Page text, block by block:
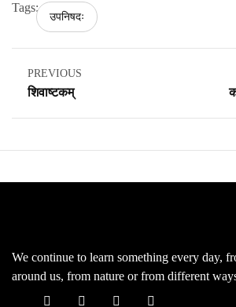
Tags:
उपनिषदः
PREVIOUS
शिवाष्टकम्
We continue to learn something every day,
around us, from nature or from different